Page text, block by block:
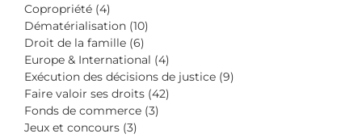
Copropriété (4)
Dématérialisation (10)
Droit de la famille (6)
Europe & International (4)
Exécution des décisions de justice (9)
Faire valoir ses droits (42)
Fonds de commerce (3)
Jeux et concours (3)